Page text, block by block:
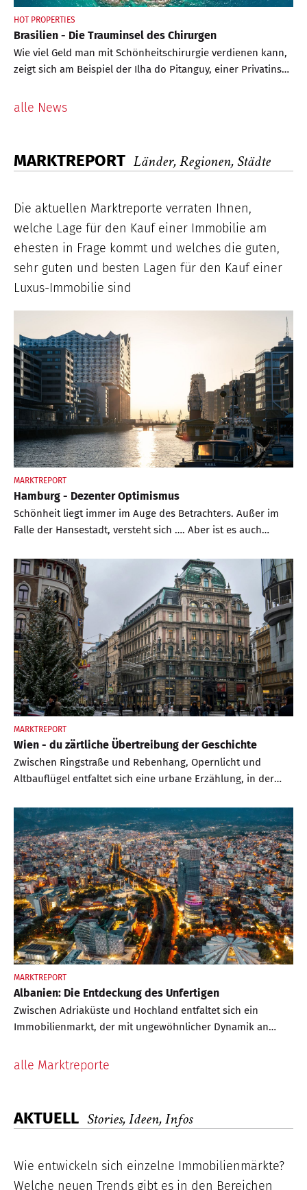
HOT PROPERTIES
Brasilien - Die Trauminsel des Chirurgen
Wie viel Geld man mit Schönheitschirurgie verdienen kann,
zeigt sich am Beispiel der Ilha do Pitanguy, einer Privatinsel
Plastischen Chirurgen verkauft – für einen veritablen
alle News
MARKTREPORT Länder, Regionen, Städte
Die aktuellen Marktreporte verraten Ihnen,
welche Lage für den Kauf einer Immobilie am
ehesten in Frage kommt und welches die guten,
sehr guten und besten Lagen für den Kauf einer
Luxus-Immobilie sind
MARKTREPORT
Hamburg - Dezenter Optimismus
Schönheit liegt immer im Auge des Betrachters. Außer im
Falle der Hansestadt, versteht sich …. Aber ist es auch
Meinungen aktuell nicht
MARKTREPORT
Wien - du zärtliche Übertreibung der Geschichte
Zwischen Ringstraße und Rebenhang, Opernlicht und
Altbauflügel entfaltet sich eine urbane Erzählung, in der
ineinandergreifen. Wer heute in Wien kauft, erwirbt nicht
nur Raum, sondern Resonanz – und wird Teil einer Stadt,
die seit Jahrhunderten weiß, wie man Dauer komponiert
MARKTREPORT
Albanien: Die Entdeckung des Unfertigen
Zwischen Adriaküste und Hochland entfaltet sich ein
Immobilienmarkt, der mit ungewöhnlicher Dynamik an
Nachfrage und strukturelle Reformen formen Albanien zu
einem neuen Ziel für Investoren und Zweitwohnsitzkäufer
alle Marktreporte
AKTUELL Stories, Ideen, Infos
Wie entwickeln sich einzelne Immobilienmärkte?
Welche neuen Trends gibt es in den Bereichen